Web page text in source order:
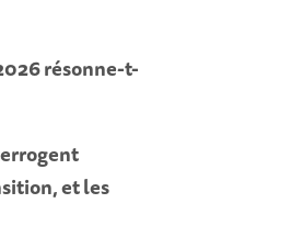
résonne-t-
et les